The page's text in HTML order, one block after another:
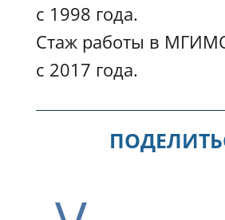
с 1998 года.
Стаж работы в
с 2017 года.